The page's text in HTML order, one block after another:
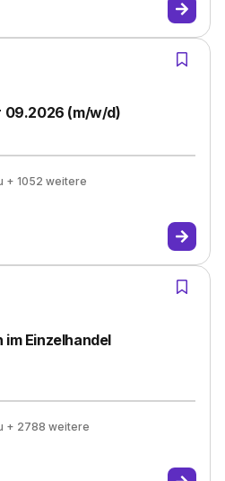
09.2026 (m/w/d)
+ 1052 weitere
Einzelhandel
+ 2788 weitere